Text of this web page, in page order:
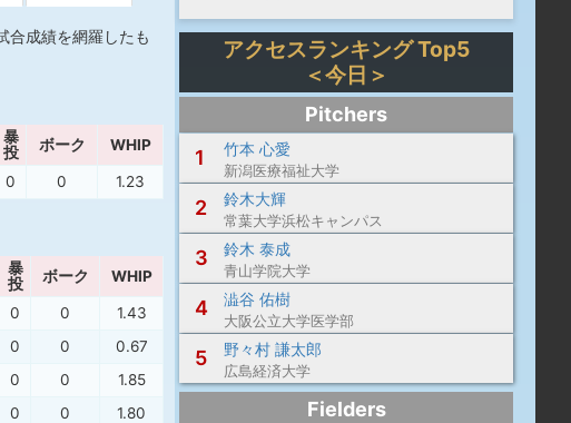
合成績を網羅したも
暴
投
ボーク WHIP
0 0 1.23
暴
投
ボーク WHIP
0 0
1.43
0 0
0.67
0 0
1.85
0 0
1.80
アクセスランキング Top5
＜今日＞
Pitchers
1
竹本 心愛
新潟医療福祉大学
2 鈴木大輝
常葉大学浜松キャンパス
3 鈴木 泰成
青山学院大学
4 澁谷 佑樹
大阪公立大学医学部
5 野々村 謙太郎
広島経済大学
Fielders